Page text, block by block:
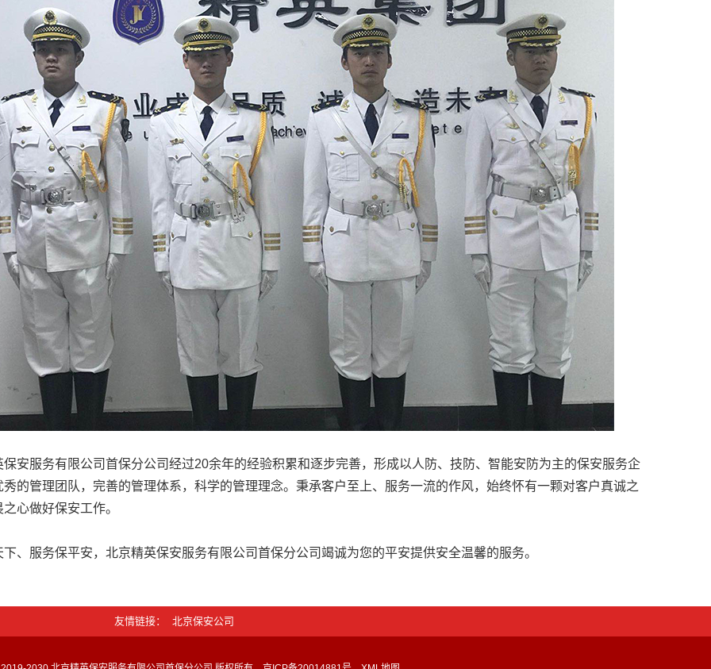
保安服务有限公司首保分公司经过20余年的经验积累和逐步完善，形成以人防、技防、智能安防为主的保安服务企
秀的管理团队，完善的管理体系，科学的管理理念。秉承客户至上、服务一流的作风，始终怀有一颗对客户真诚之
心做好保安工作。
下、服务保平安，北京精英保安服务有限公司首保分公司竭诚为您的平安提供安全温馨的服务。
友情链接 北京保安公司